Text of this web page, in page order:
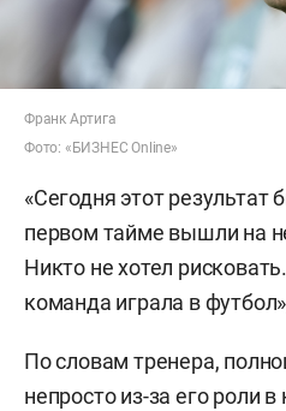
Франк Артига
Фото: «БИЗНЕС Online»
«Сегодня этот
первом тайме вышли на
Никто не хотел
команда играла в
По словам тренера,
непросто из-за его роли